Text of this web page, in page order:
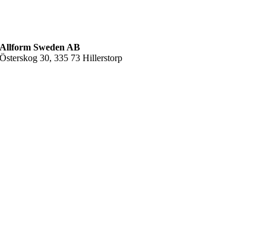
Allform Sweden AB
Österskog 30, 335 73 Hillerstorp